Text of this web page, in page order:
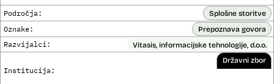
Področja: Splošne storitve
Oznake: Prepoznava govora
Razvijalci: Vitasis, informacijske tehnologije, d.o.o.
Institucija:
Državni zbor